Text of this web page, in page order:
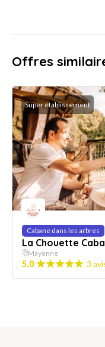
Offres
Super établissement
Cabane dans les arbres
La Chouette
Mayenne
5.0 3